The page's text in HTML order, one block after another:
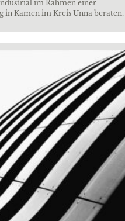
im Rahmen einer
in Kamen im Kreis Unna beraten.